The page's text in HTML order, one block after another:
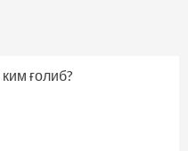
ғолиб?